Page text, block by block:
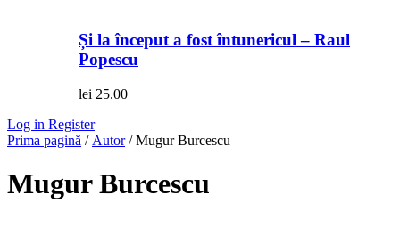
Și la început a fost întunericul – Raul
Popescu
lei 25.00
Log in Register
Prima pagină / Autor/ Mugur Burcescu
Mugur Burcescu